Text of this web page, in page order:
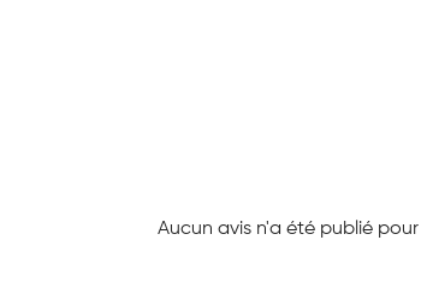
Aucun avis n'a été publié